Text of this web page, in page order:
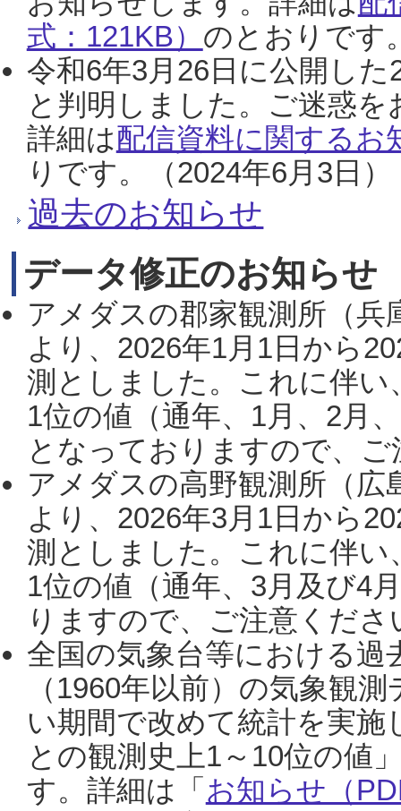
式：121KB） のとおりです
令和6年3月26日に公開し
と判明しました。ご迷惑
詳細は配信資料に関するお
りです。（2024年6月3日）
過去のお知らせ
データ修正のお知らせ
アメダスの郡家観測所（
より、2026年1月1日から
測としました。これに伴い
1位の値（通年、1月、2月
となっておりますので、
アメダスの高野観測所（
より、2026年3月1日から
測としました。これに伴い
1位の値（通年、3月及び4
りますので、ご注意くだ
全国の気象台等における過
（1960年以前）の気象観
い期間で改めて統計を実
との観測史上1～10位の値
す。詳細は「 お知らせ（